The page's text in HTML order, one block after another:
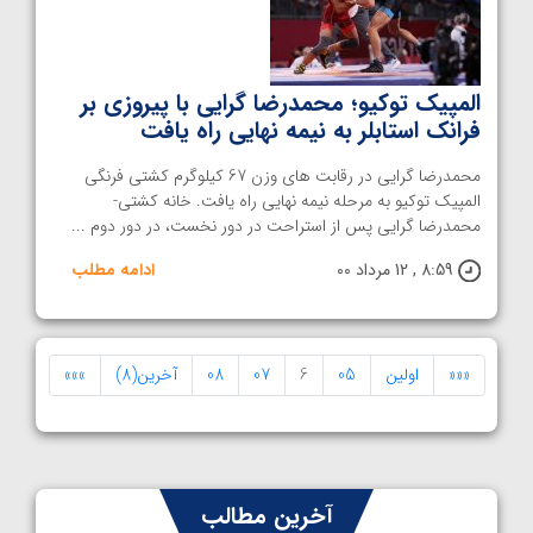
المپیک توکیو؛ محمدرضا گرایی با پیروزی بر
فرانک استابلر به نیمه نهایی راه یافت
محمدرضا گرایی در رقابت های وزن 67 کیلوگرم کشتی فرنگی
المپیک توکیو به مرحله نیمه نهایی راه یافت. خانه کشتی-
محمدرضا گرایی پس از استراحت در دور نخست، در دور دوم ...
8:59 , 12 مرداد 00
ادامه مطلب
««« اولین 05
6
07
08 آخرین(8) »»»
آخرین مطالب